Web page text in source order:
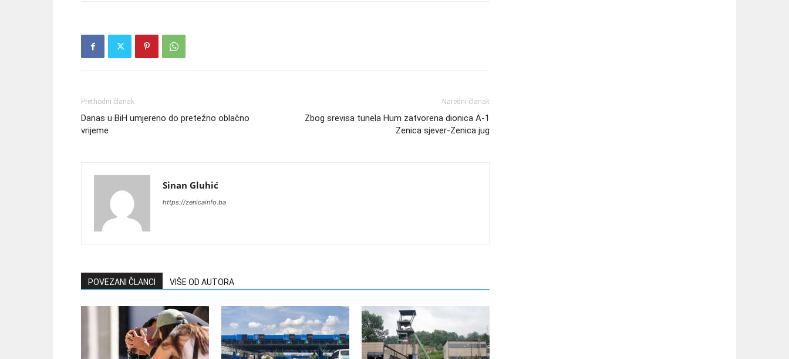
Prethodni članak
Danas u BiH umjereno do pretežno oblačno
vrijeme
Naredni članak
Zbog srevisa tunela Hum zatvorena dionica A-1
Zenica sjever-Zenica jug
Sinan Gluhić
https://zenicainfo.ba
POVEZANI ČLANCI VIŠE OD AUTORA